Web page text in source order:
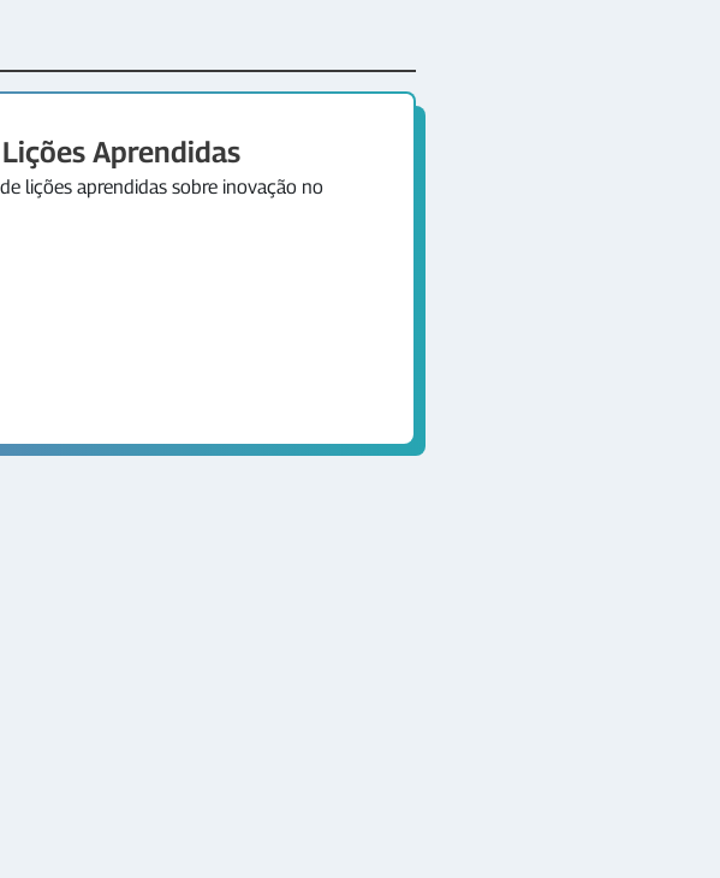
Aprendidas
lições aprendidas sobre inovação no